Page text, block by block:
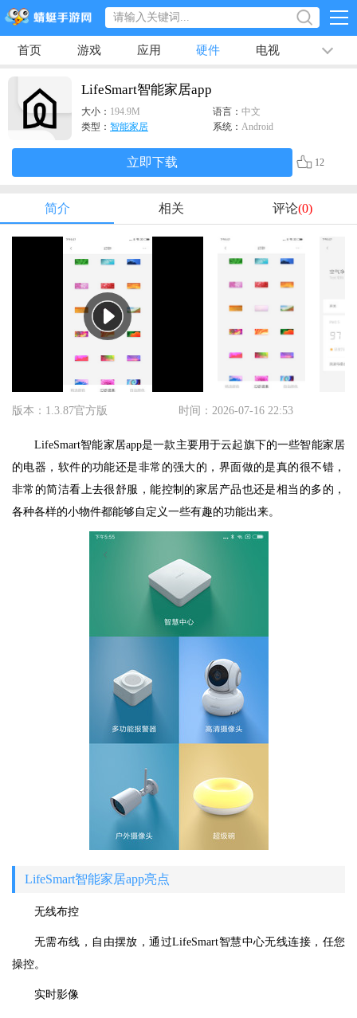
首页 游戏 应用 硬件 电视 排行榜
LifeSmart智能家居app
大小： 194.9M 语言： 中文
类型： 智能家居 系统： Android
立即下载 12
简介 相关 评论(0)
版本：1.3.87官方版 时间：2026-07-16 22:53
LifeSmart智能家居app是一款主要用于云起旗下的一些智能家居
的电器，软件的功能还是非常的强大的，界面做的是真的很不错，
非常的简洁看上去很舒服，能控制的家居产品也还是相当的多的，
各种各样的小物件都能够自定义一些有趣的功能出来。
LifeSmart智能家居app亮点
无线布控
无需布线，自由摆放，通过LifeSmart智慧中心无线连接，任您
操控。
实时影像